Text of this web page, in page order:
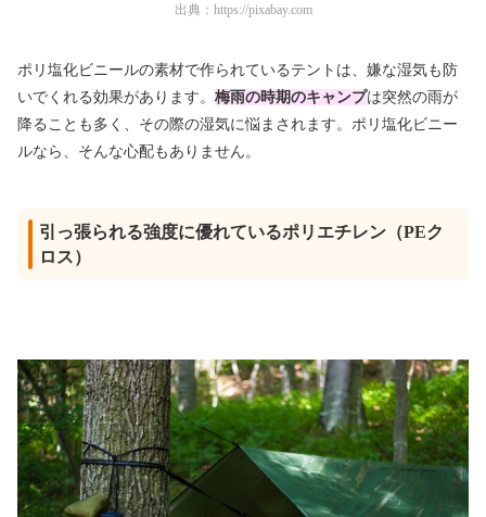
出典： https://pixabay.com
ポリ塩化ビニールの素材で作られているテントは、嫌な湿気も防
いでくれる効果があります。 梅雨の時期のキャンプは突然の雨が
降ることも多く、その際の湿気に悩まされます。ポリ塩化ビニー
ルなら、そんな心配もありません。
引っ張られる強度に優れているポリエチレン（PEク
ロス）